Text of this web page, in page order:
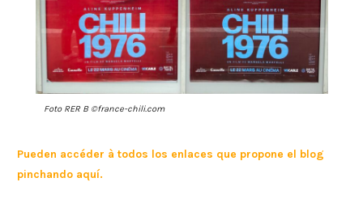
Foto RER B ©france-chili.com
Pueden accéder à todos los enlaces que propone el blog
pinchando aquí.